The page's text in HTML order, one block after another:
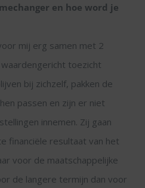
en hoe word je
mij erg samen met 2
toezicht
bij zichzelf, pakken de
passen en zijn er niet
innemen. Zij gaan
financiële resultaat van het
voor de maatschappelijke
de langere termijn dan voor